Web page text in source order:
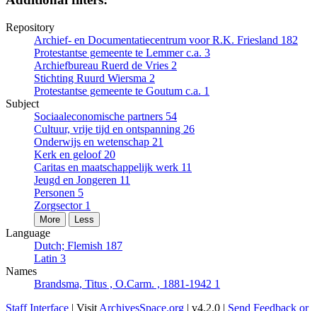
Repository
Archief- en Documentatiecentrum voor R.K. Friesland 182
Protestantse gemeente te Lemmer c.a. 3
Archiefbureau Ruerd de Vries 2
Stichting Ruurd Wiersma 2
Protestantse gemeente te Goutum c.a. 1
Subject
Sociaaleconomische partners 54
Cultuur, vrije tijd en ontspanning 26
Onderwijs en wetenschap 21
Kerk en geloof 20
Caritas en maatschappelijk werk 11
Jeugd en Jongeren 11
Personen 5
Zorgsector 1
More Less
Language
Dutch; Flemish 187
Latin 3
Names
Brandsma, Titus , O.Carm. , 1881-1942 1
Staff Interface | Visit ArchivesSpace.org | v4.2.0 | Send Feedback or